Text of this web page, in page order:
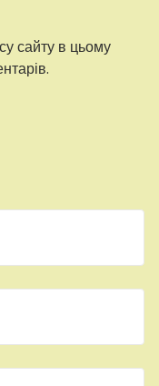
сайту в цьому